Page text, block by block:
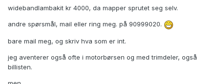
widebandlambakit kr 4000, da mapper sprutet seg selv.
andre spørsmål, mail eller ring meg. på 90999020.
bare mail meg, og skriv hva som er int.
jeg aventerer også ofte i motorbørsen og med trimdeler, også
billisten.